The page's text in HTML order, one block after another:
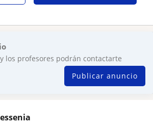
los profesores podrán contactarte
Publicar anuncio